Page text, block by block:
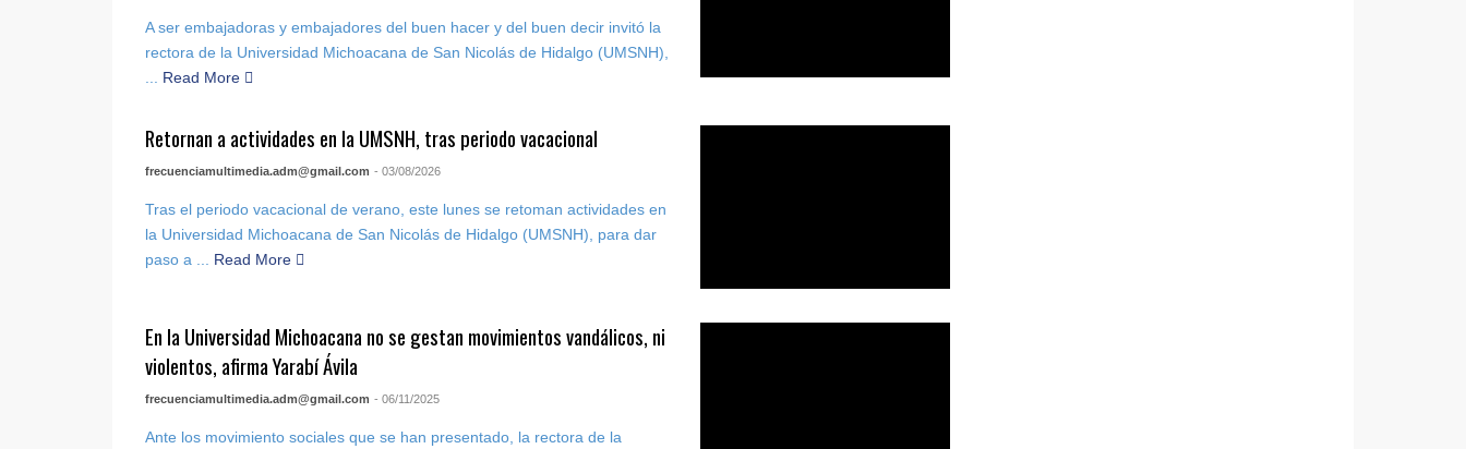
A ser embajadoras y embajadores del buen hacer y del buen decir invitó la
rectora de la Universidad Michoacana de San Nicolás de Hidalgo (UMSNH),
Read More
Retornan a actividades en la UMSNH, tras periodo vacacional
frecuenciamultimedia.adm@gmail.com - 03/08/2026
Tras el periodo vacacional de verano, este lunes se retoman actividades en
la Universidad Michoacana de San Nicolás de Hidalgo (UMSNH), para dar
paso a ... Read More
En la Universidad Michoacana no se gestan movimientos vandálicos, ni
violentos, afirma Yarabí Ávila
frecuenciamultimedia.adm@gmail.com - 06/11/2025
Ante los movimiento sociales que se han presentado, la rectora de la